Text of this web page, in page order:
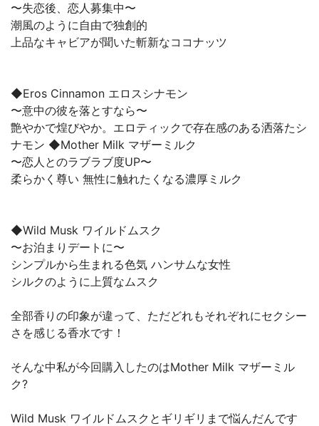
〜失恋後、恋人募集中〜
潮風のように自由で独創的
上品なキャビアが聞いた斬新なココナッツ
◆Eros Cinnamon エロスシナモン
〜意中の彼を落とすなら〜
艶やかで煌びやか。エロティックで存在感のある洒落たシ
ナモン ◆Mother Milk マザーミルク
〜恋人とのラブラブ度UP〜
柔らかく尊い 無性に触れたくなる濃厚ミルク
◆Wild Musk ワイルドムスク
〜お泊まりデートに〜
シンプルから生まれる色気 ハンサムな女性
シルクのように上質なムスク
全部香りの印象が違って、ただどれもそれぞれにセクシー
さを感じる香水です！
そんな中私が今回購入したのはMother Milk マザーミル
ク?
Wild Musk ワイルドムスクとギリギリまで悩んだんです